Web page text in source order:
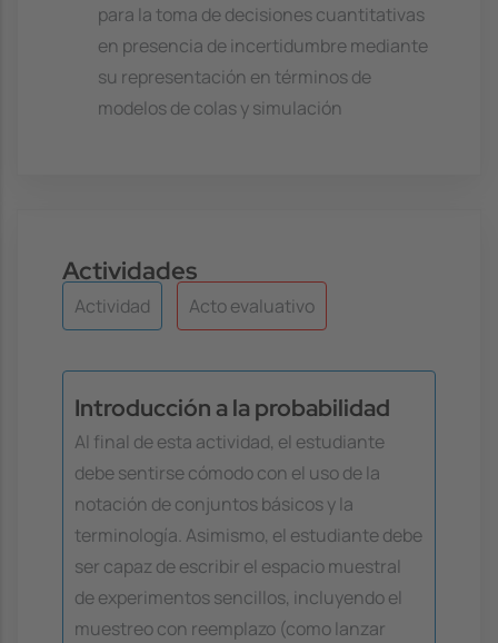
para la toma de decisiones cuantitativas
en presencia de incertidumbre mediante
su representación en términos de
modelos de colas y simulación
Actividades
Actividad Acto evaluativo
Introducción a la probabilidad
Al final de esta actividad, el estudiante
debe sentirse cómodo con el uso de la
notación de conjuntos básicos y la
terminología. Asimismo, el estudiante debe
ser capaz de escribir el espacio muestral
de experimentos sencillos, incluyendo el
muestreo con reemplazo (como lanzar